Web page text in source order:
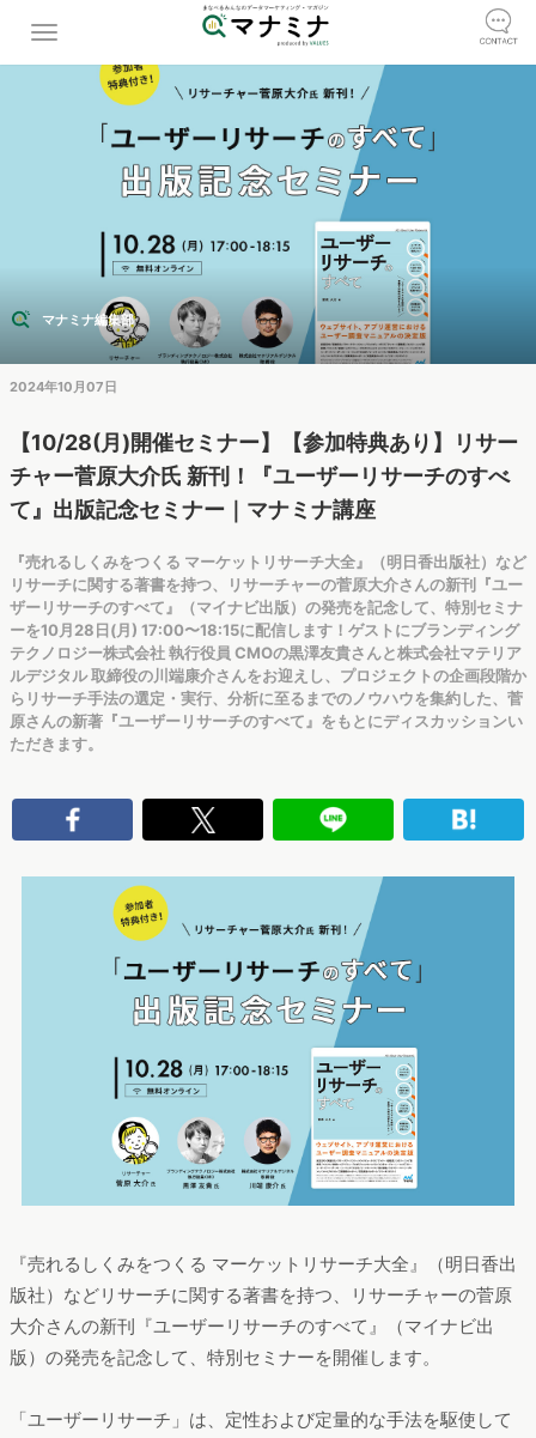
マナミナ編集部
2024年10月07日
【10/28(月)開催セミナー】【参加特典あり】リサー
チャー菅原大介氏 新刊！『ユーザーリサーチのすべ
て』出版記念セミナー｜マナミナ講座
『売れるしくみをつくる マーケットリサーチ大全』（明日香出版社）など
リサーチに関する著書を持つ、リサーチャーの菅原大介さんの新刊『ユー
ザーリサーチのすべて』（マイナビ出版）の発売を記念して、特別セミナ
ーを10月28日(月) 17:00〜18:15に配信します！ゲストにブランディング
テクノロジー株式会社 執行役員 CMOの黒澤友貴さんと株式会社マテリア
ルデジタル 取締役の川端康介さんをお迎えし、プロジェクトの企画段階か
らリサーチ手法の選定・実行、分析に至るまでのノウハウを集約した、菅
原さんの新著『ユーザーリサーチのすべて』をもとにディスカッションい
ただきます。
『売れるしくみをつくる マーケットリサーチ大全』（明日香出
版社）などリサーチに関する著書を持つ、リサーチャーの菅原
大介さんの新刊『ユーザーリサーチのすべて』（マイナビ出
版）の発売を記念して、特別セミナーを開催します。
「ユーザーリサーチ」は、定性および定量的な手法を駆使して